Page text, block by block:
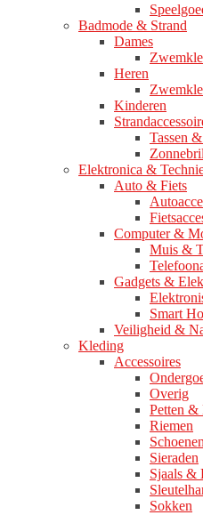
Badmode & Strand
Dames
Heren
Kinderen
Tassen
Elektronica &
Auto & Fiets
Computer &
Muis &
Gadgets &
Smart
Veiligheid &
Kleding
Accessoires
Overig
Petten &
Riemen
Schoenen
Sieraden
Sjaals &
Sokken